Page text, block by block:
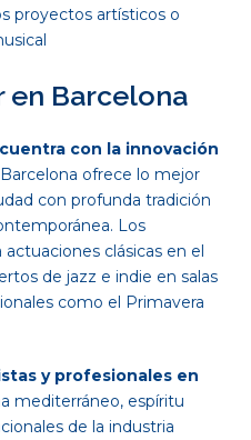
proyectos artísticos o
en Barcelona
con la innovación
Barcelona ofrece lo mejor
con profunda tradición
Los
clásicas en el
de jazz e indie en salas
como el Primavera
y profesionales en
mediterráneo, espíritu
de la industria